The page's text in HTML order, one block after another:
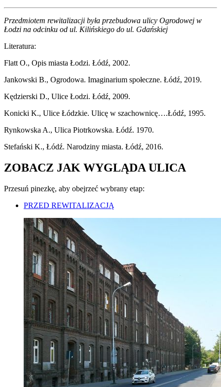
Przedmiotem rewitalizacji była przebudowa ulicy Ogrodowej w
Łodzi na odcinku od ul. Kilińskiego do ul. Gdańskiej
Literatura:
Flatt O., Opis miasta Łodzi. Łódź, 2002.
Jankowski B., Ogrodowa. Imaginarium społeczne. Łódź, 2019.
Kędzierski D., Ulice Łodzi. Łódź, 2009.
Konicki K., Ulice Łódzkie. Ulicę w szachownicę….Łódź, 1995.
Rynkowska A., Ulica Piotrkowska. Łódź. 1970.
Stefański K., Łódź. Narodziny miasta. Łódź, 2016.
ZOBACZ JAK WYGLĄDA ULICA
Przesuń pinezkę, aby obejrzeć wybrany etap:
PRZED REWITALIZACJĄ